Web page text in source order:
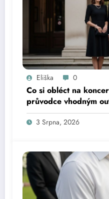
Eliška 0
Co si obléct na
průvodce vhodným
3 Srpna, 2026